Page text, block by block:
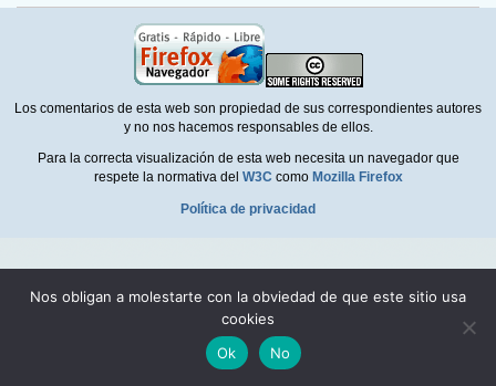
Los comentarios de esta web son propiedad de sus correspondientes autores
y no nos hacemos responsables de ellos.
Para la correcta visualización de esta web necesita un navegador que
respete la normativa del W3C como Mozilla Firefox
Política de privacidad
Nos obligan a molestarte con la obviedad de que este sitio usa
cookies
Ok
No